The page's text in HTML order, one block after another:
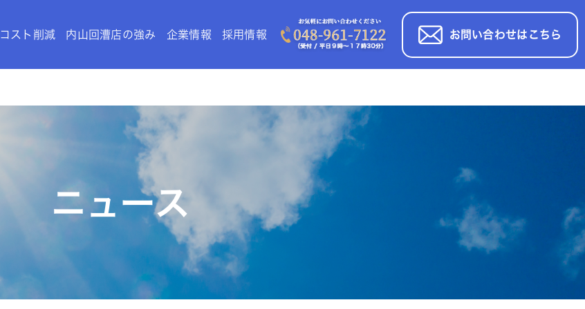
コスト削減 内山回漕店の強み 企業情報 採用情報 お問い合わせはこちら
ニュース